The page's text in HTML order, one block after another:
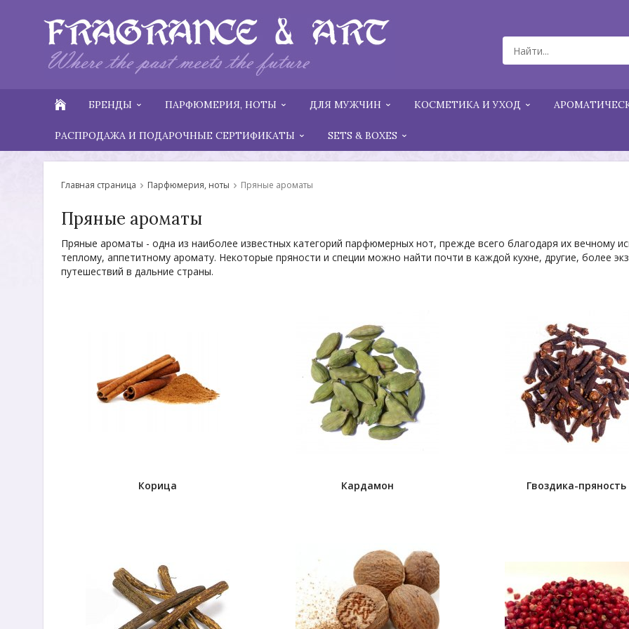
БРЕНДЫ ПАРФЮМЕРИЯ, НОТЫ ДЛЯ МУЖЧИН КОСМЕТИКА И УХОД
РАСПРОДАЖА И ПОДАРОЧНЫЕ СЕРТИФИКАТЫ SETS & BOXES
Главная страница Парфюмерия, ноты Пряные ароматы
Пряные ароматы
Пряные ароматы - одна из наиболее известных категорий парфюмерных нот, прежде всего благодаря их вечному
теплому, аппетитному аромату. Некоторые пряности и специи можно найти почти в каждой кухне, другие, более
путешествий в дальние страны.
Корица Кардамон Гвоздика-пряность